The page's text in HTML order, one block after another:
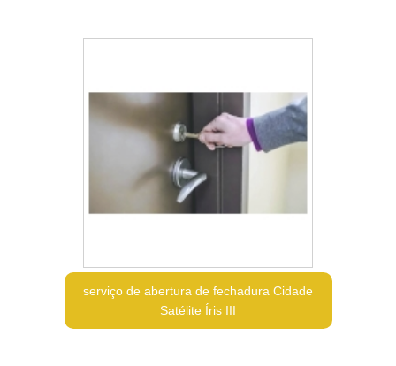
serviço de abertura de fechadura Cidade
Satélite Íris III